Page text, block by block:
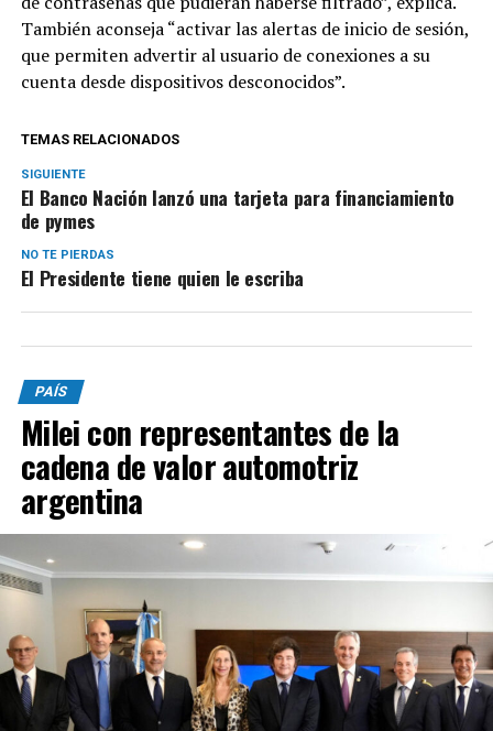
También aconseja “activar las alertas de inicio de sesión,
que permiten advertir al usuario de conexiones a su
cuenta desde dispositivos desconocidos”.
TEMAS RELACIONADOS
SIGUIENTE
El Banco Nación lanzó una tarjeta para financiamiento
de pymes
NO TE PIERDAS
El Presidente tiene quien le escriba
PAÍS
Milei con representantes de la
cadena de valor automotriz
argentina